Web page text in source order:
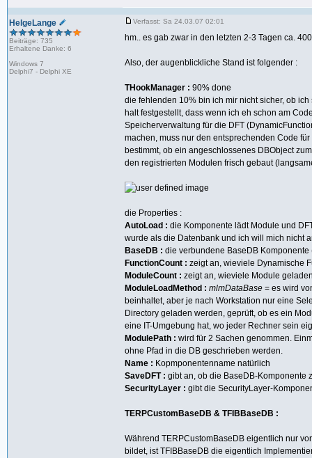
HelgeLange
Beiträge: 735
Erhaltene Danke: 6
Windows 7
Delphi7 - Delphi XE
Verfasst: Sa 24.03.07 02:01
hm.. es gab zwar in den letzten 2-3 Tagen ca.
Also, der augenblickliche Stand ist folgender :
THookManager : 90% done
die fehlenden 10% bin ich mir nicht sicher, ob
halt festgestellt, dass wenn ich eh schon am
Speicherverwaltung für die DFT
machen, muss nur den entsprechenden Code
bestimmt, ob ein angeschlossenes DBObject
den registrierten Modulen frisch gebaut
die Properties :
AutoLoad : die Komponente lädt Module und
wurde als die Datenbank und ich will mich nicht
BaseDB : die verbundene BaseDB
FunctionCount : zeigt an, wieviele Dynamische
ModuleCount : zeigt an, wieviele Module
ModuleLoadMethod : mlmDataBase = es wird
beinhaltet, aber je nach Workstation nur eine
Directory geladen werden, geprüft, ob es ein
eine IT-Umgebung hat, wo jeder Rechner sein
ModulePath : wird für 2 Sachen genommen.
ohne Pfad in die DB geschrieben werden.
Name : Kopmponentenname natürlich
SaveDFT : gibt an, ob die BaseDB-Komponente
SecurityLayer : gibt die SecurityLayer-
TERPCustomBaseDB & TFIBBaseDB :
Während TERPCustomBaseDB eigentlich nur
bildet, ist TFIBBaseDB die eigentlich